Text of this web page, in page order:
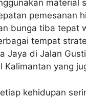
material
pemesanan
bunga tiba tepat
tempat
Jaya di Jalan
Kalimantan yang
kehidupan